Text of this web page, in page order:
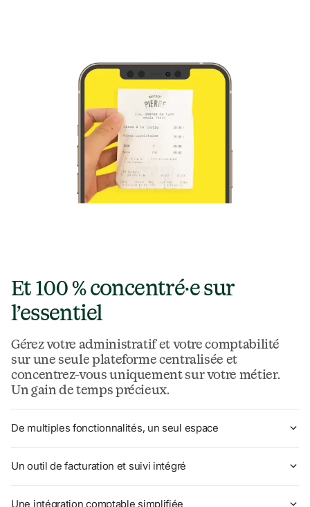
Et 100 % concentré·e sur
l’essentiel
Gérez votre administratif et votre comptabilité
sur une seule plateforme centralisée et
concentrez-vous uniquement sur votre métier.
Un gain de temps précieux.
De multiples fonctionnalités, un seul espace
Un outil de facturation et suivi intégré
Une intégration comptable simplifiée